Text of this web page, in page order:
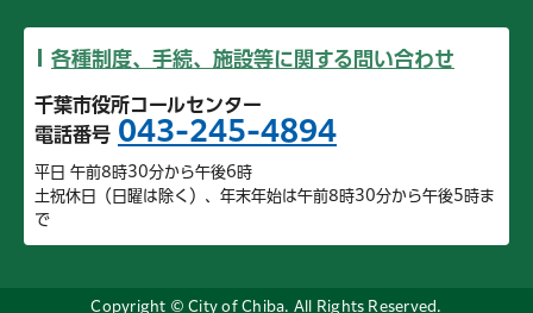
各種制度、手続、施設等に関する問い合わせ
千葉市役所コールセンター
電話番号 043-245-4894
平日 午前8時30分から午後6時
土祝休日（日曜は除く）、年末年始は午前8時30分から午後5時ま
で
Copyright © City of Chiba. All Rights Reserved.